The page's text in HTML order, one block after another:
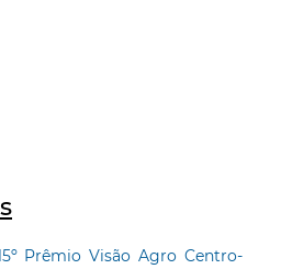
Prêmio Visão Agro Centro-